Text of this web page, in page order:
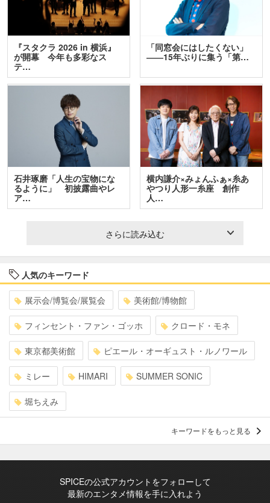
『スタクラ 2026 in 横浜』
が開幕 今年も多彩なス
テ…
「同窓会にはしたくない」
――15年ぶりに集う「第…
石井琢磨「人生の宝物にな
るように」 初披露曲やレ
ア…
横内謙介×みょんふぁ×糸あ
やつり人形一糸座 創作
人…
さらに読み込む
人気のキーワード
展示会/博覧会/展覧会 美術館/博物館
フィンセント・ファン・ゴッホ クロード・モネ
東京都美術館 ピエール・オーギュスト・ルノワール
ミレー HIMARI SUMMER SONIC
堀ちえみ
キーワードをもっと見る
SPICEの公式アカウントをフォローして
最新のエンタメ情報を手に入れよう